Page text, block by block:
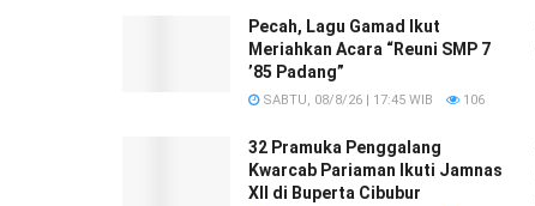
Pecah, Lagu Gamad Ikut
Meriahkan Acara “Reuni SMP 7
’85 Padang”
SABTU, 08/8/26 | 17:45 WIB 106
32 Pramuka Penggalang
Kwarcab Pariaman Ikuti Jamnas
XII di Buperta Cibubur